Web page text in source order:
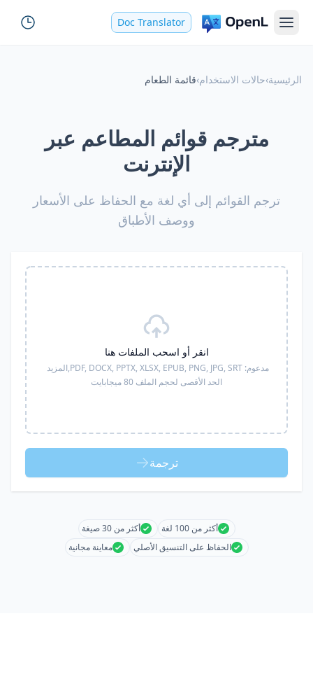
Doc Translator
الرئيسية›حالات الاستخدام›قائمة الطعام
مترجم قوائم المطاعم عبر
الإنترنت
ترجم القوائم إلى أي لغة مع الحفاظ على الأسعار
ووصف الأطباق
انقر أو اسحب الملفات هنا
مدعوم: PDF, DOCX, PPTX, XLSX, EPUB, PNG, JPG, SRT, المزيد
الحد الأقصى لحجم الملف 80 ميجابايت
ترجمة
أكثر من 100 لغة
أكثر من 30 صيغة
الحفاظ على التنسيق الأصلي
معاينة مجانية